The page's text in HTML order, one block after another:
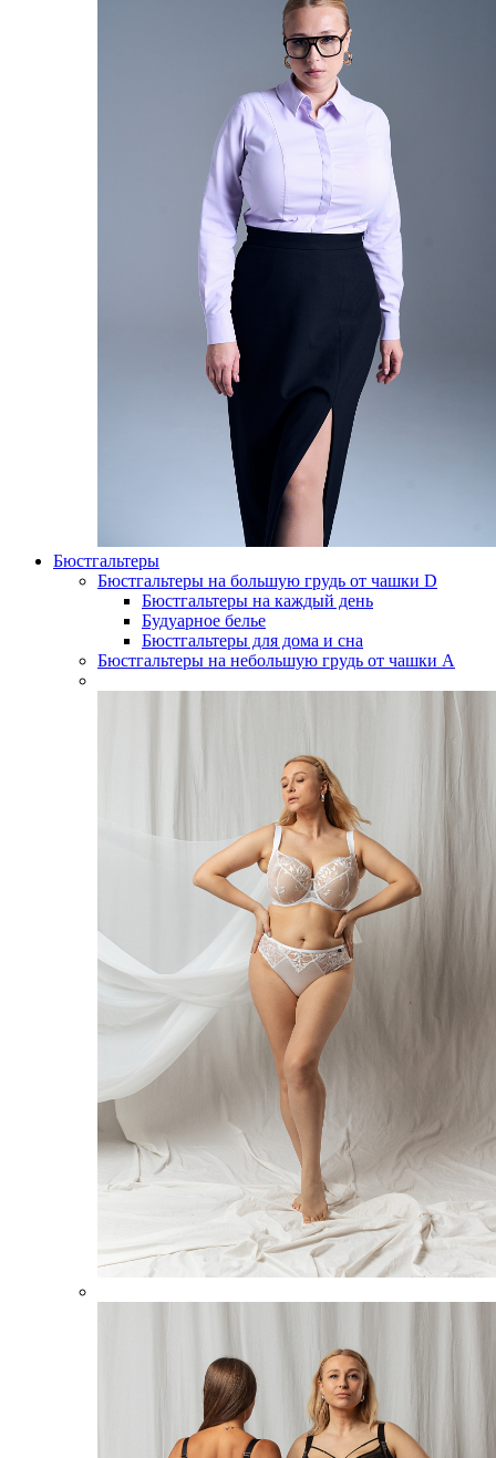
Бюстгальтеры
Бюстгальтеры на большую грудь от чашки D
Бюстгальтеры на каждый день
Будуарное белье
Бюстгальтеры для дома и сна
Бюстгальтеры на небольшую грудь от чашки А